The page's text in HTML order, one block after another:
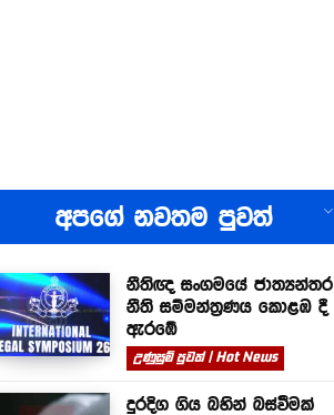
අපගේ නවතම පුවත්
නීතිඥ සංගමයේ ජාත්‍යන්තර
නීති සම්මන්ත්‍රණය කොළඹ දී
ඇරඹේ
උණුසුම් පුවත් | Hot News
දුරදිග ගිය බහින් බස්වීමක්